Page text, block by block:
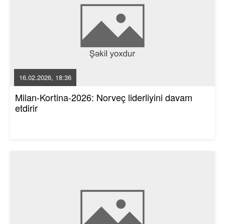
16.02.2026, 18:36
Milan-Kortina-2026: Norveç liderliyini davam
etdirir